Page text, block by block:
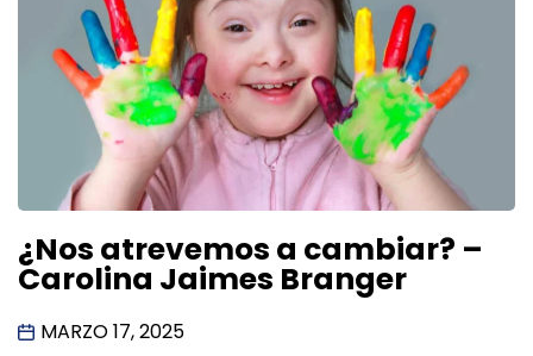
¿Nos atrevemos a cambiar? –
Carolina Jaimes Branger
MARZO 17, 2025